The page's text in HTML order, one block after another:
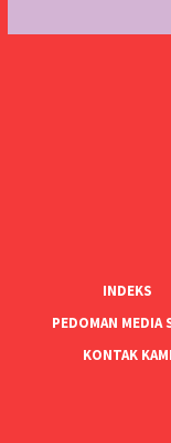
INDEKS
PEDOMAN MEDIA
KONTAK KAMI